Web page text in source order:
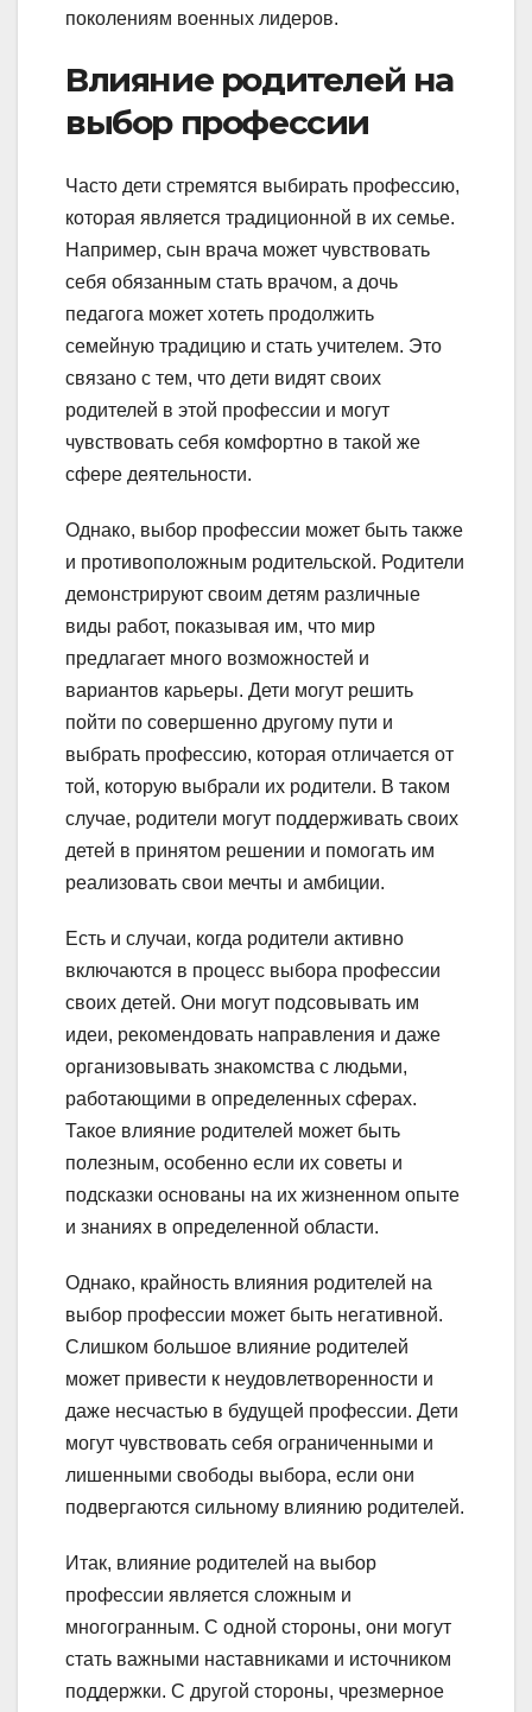
поколениям военных лидеров.
Влияние родителей на
выбор профессии
Часто дети стремятся выбирать профессию,
которая является традиционной в их семье.
Например, сын врача может чувствовать
себя обязанным стать врачом, а дочь
педагога может хотеть продолжить
семейную традицию и стать учителем. Это
связано с тем, что дети видят своих
родителей в этой профессии и могут
чувствовать себя комфортно в такой же
сфере деятельности.
Однако, выбор профессии может быть также
и противоположным родительской. Родители
демонстрируют своим детям различные
виды работ, показывая им, что мир
предлагает много возможностей и
вариантов карьеры. Дети могут решить
пойти по совершенно другому пути и
выбрать профессию, которая отличается от
той, которую выбрали их родители. В таком
случае, родители могут поддерживать своих
детей в принятом решении и помогать им
реализовать свои мечты и амбиции.
Есть и случаи, когда родители активно
включаются в процесс выбора профессии
своих детей. Они могут подсовывать им
идеи, рекомендовать направления и даже
организовывать знакомства с людьми,
работающими в определенных сферах.
Такое влияние родителей может быть
полезным, особенно если их советы и
подсказки основаны на их жизненном опыте
и знаниях в определенной области.
Однако, крайность влияния родителей на
выбор профессии может быть негативной.
Слишком большое влияние родителей
может привести к неудовлетворенности и
даже несчастью в будущей профессии. Дети
могут чувствовать себя ограниченными и
лишенными свободы выбора, если они
подвергаются сильному влиянию родителей.
Итак, влияние родителей на выбор
профессии является сложным и
многогранным. С одной стороны, они могут
стать важными наставниками и источником
поддержки. С другой стороны, чрезмерное